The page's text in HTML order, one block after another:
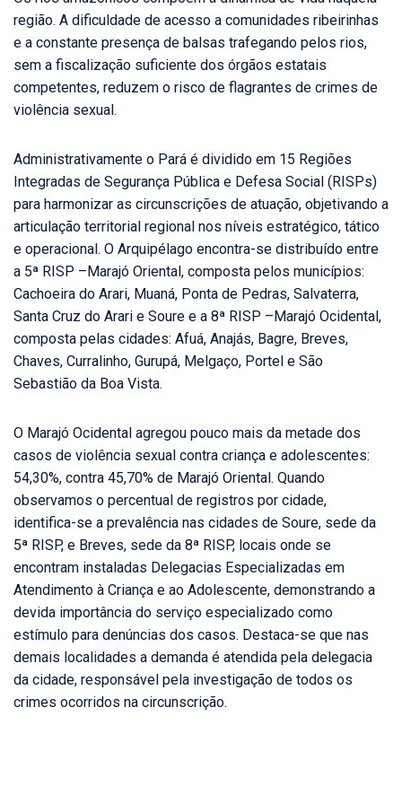
região. A dificuldade de acesso a comunidades ribeirinhas
e a constante presença de balsas trafegando pelos rios,
sem a fiscalização suficiente dos órgãos estatais
competentes, reduzem o risco de flagrantes de crimes de
violência sexual.
Administrativamente o Pará é dividido em 15 Regiões
Integradas de Segurança Pública e Defesa Social (RISPs)
para harmonizar as circunscrições de atuação, objetivando a
articulação territorial regional nos níveis estratégico, tático
e operacional. O Arquipélago encontra-se distribuído entre
a 5ª RISP –Marajó Oriental, composta pelos municípios:
Cachoeira do Arari, Muaná, Ponta de Pedras, Salvaterra,
Santa Cruz do Arari e Soure e a 8ª RISP –Marajó Ocidental,
composta pelas cidades: Afuá, Anajás, Bagre, Breves,
Chaves, Curralinho, Gurupá, Melgaço, Portel e São
Sebastião da Boa Vista.
O Marajó Ocidental agregou pouco mais da metade dos
casos de violência sexual contra criança e adolescentes:
54,30%, contra 45,70% de Marajó Oriental. Quando
observamos o percentual de registros por cidade,
identifica-se a prevalência nas cidades de Soure, sede da
5ª RISP, e Breves, sede da 8ª RISP, locais onde se
encontram instaladas Delegacias Especializadas em
Atendimento à Criança e ao Adolescente, demonstrando a
devida importância do serviço especializado como
estímulo para denúncias dos casos. Destaca-se que nas
demais localidades a demanda é atendida pela delegacia
da cidade, responsável pela investigação de todos os
crimes ocorridos na circunscrição.